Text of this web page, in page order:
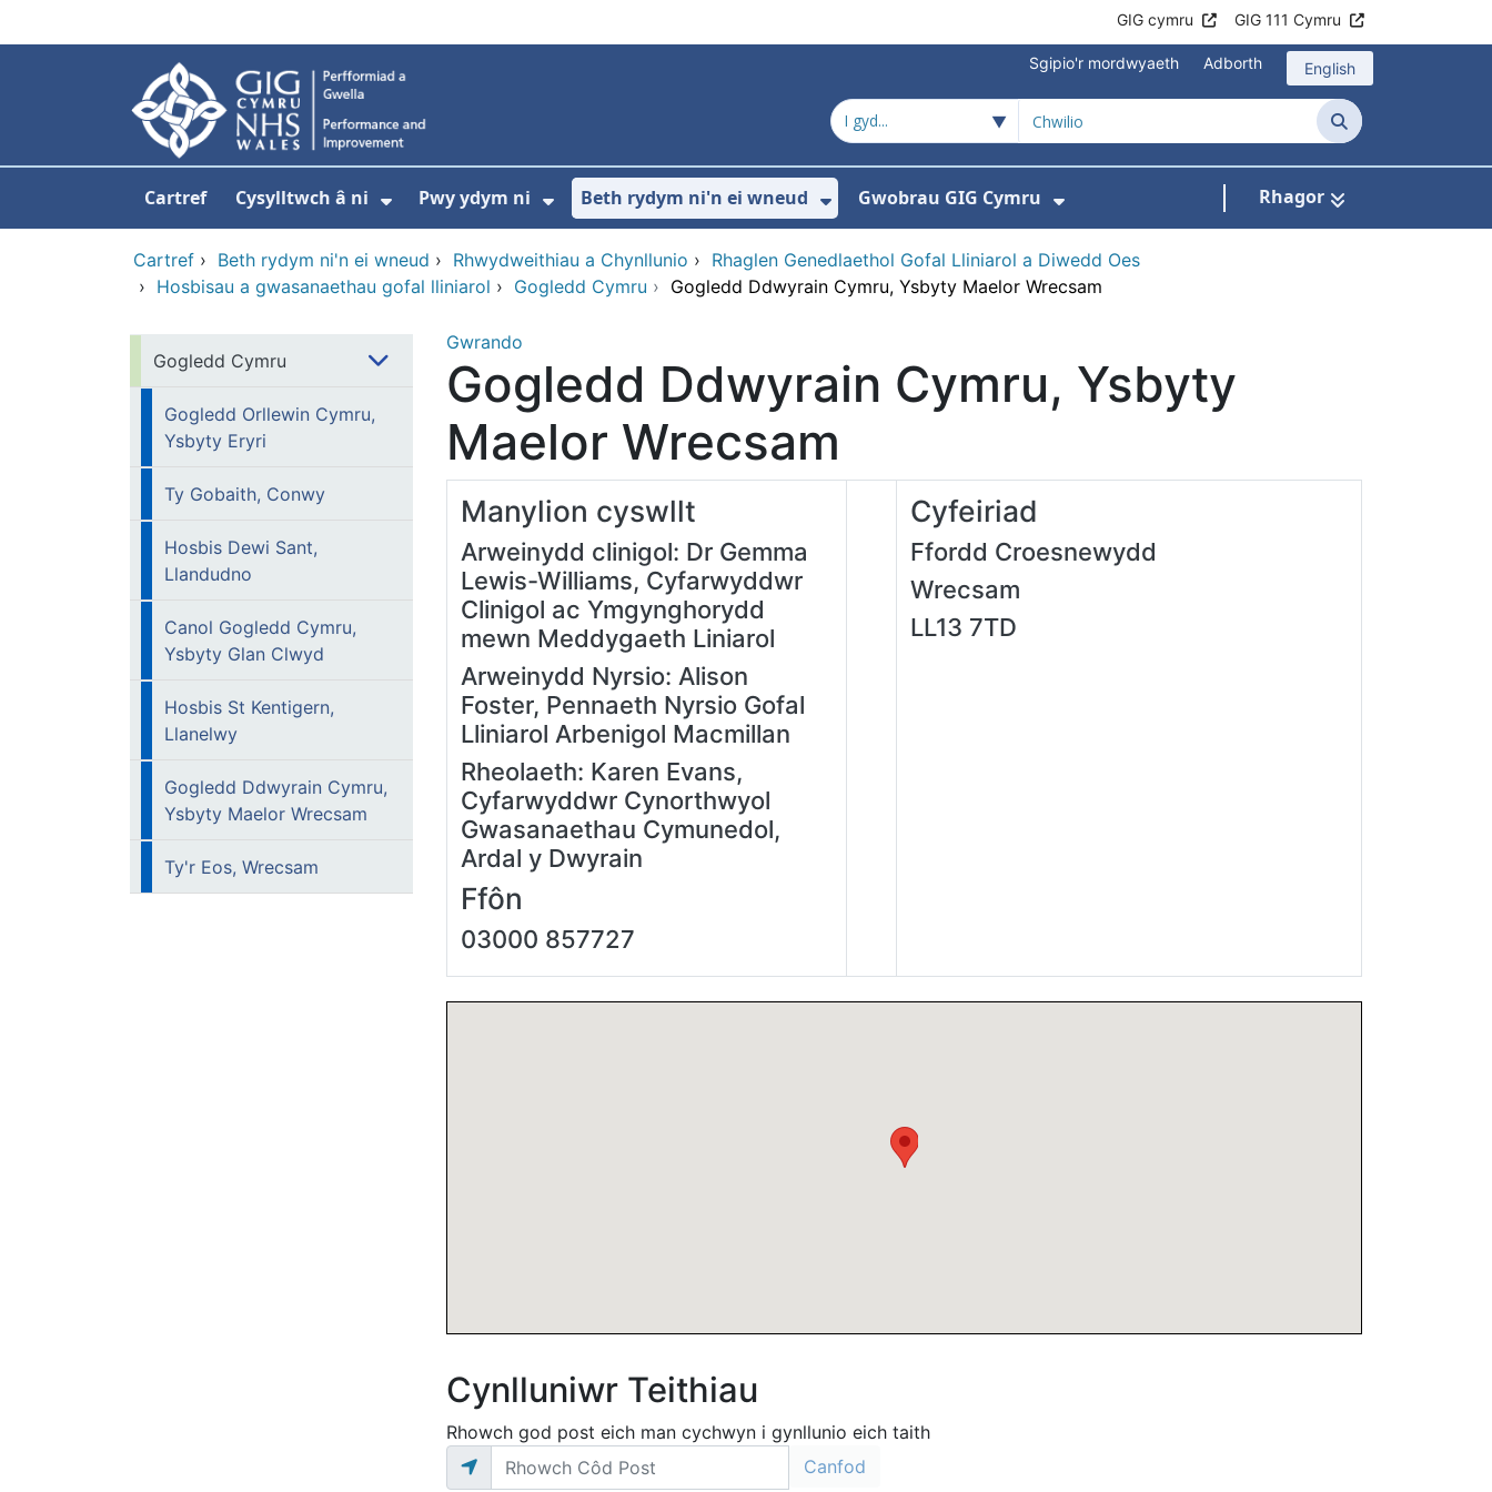
GIG cymru GIG 111 Cymru
Sgipio'r mordwyaeth Adborth English
Chwilio
Cartref Cysylltwch â ni
Dangos isddewislen ar gyfer Cysylltwch â ni
Pwy ydym ni
Dangos isddewislen ar gyfer Pwy ydym ni
Beth rydym ni'n ei wneud
Dangos isddewislen ar gyfer Beth rydym ni'n ei wneud
Gwobrau GIG Cymru Rhagor
Cartref › Beth rydym ni'n ei wneud › Rhwydweithiau a Chynllunio › Rhaglen Genedlaethol Gofal Lliniarol a Diwedd Oes
› Hosbisau a gwasanaethau gofal lliniarol › Gogledd Cymru › Gogledd Ddwyrain Cymru, Ysbyty Maelor Wrecsam
Gogledd Cymru
Gogledd Orllewin Cymru,
Ysbyty Eryri
Ty Gobaith, Conwy
Hosbis Dewi Sant,
Llandudno
Canol Gogledd Cymru,
Ysbyty Glan Clwyd
Hosbis St Kentigern,
Llanelwy
Gogledd Ddwyrain Cymru,
Ysbyty Maelor Wrecsam
Ty'r Eos, Wrecsam
Gwrando
Gogledd Ddwyrain Cymru, Ysbyty
Maelor Wrecsam
Manylion cyswllt
Arweinydd clinigol: Dr Gemma
Lewis-Williams, Cyfarwyddwr
Clinigol ac Ymgynghorydd
mewn Meddygaeth Liniarol
Arweinydd Nyrsio: Alison
Foster, Pennaeth Nyrsio Gofal
Lliniarol Arbenigol Macmillan
Rheolaeth: Karen Evans,
Cyfarwyddwr Cynorthwyol
Gwasanaethau Cymunedol,
Ardal y Dwyrain
Ffôn
03000 857727
Cyfeiriad
Ffordd Croesnewydd
Wrecsam
LL13 7TD
Cynlluniwr Teithiau
Rhowch god post eich man cychwyn i gynllunio eich taith